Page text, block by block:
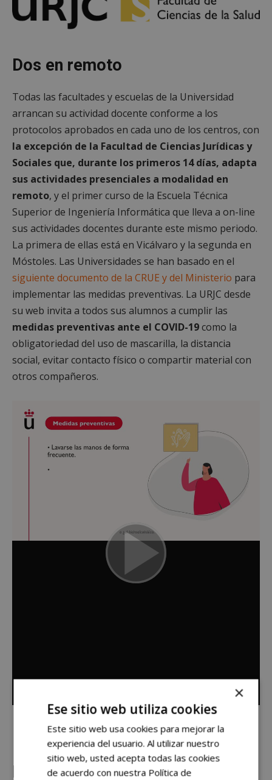
Dos en remoto
Todas las facultades y escuelas de la Universidad
arrancan su actividad docente conforme a los
protocolos aprobados en cada uno de los centros, con
la excepción de la Facultad de Ciencias Jurídicas y
Sociales que, durante los primeros 14 días, adapta
sus actividades presenciales a modalidad en
remoto, y el primer curso de la Escuela Técnica
Superior de Ingeniería Informática que lleva a on-line
sus actividades docentes durante este mismo periodo.
La primera de ellas está en Vicálvaro y la segunda en
Móstoles. Las Universidades se han basado en el
siguiente documento de la CRUE y del Ministerio para
implementar las medidas preventivas. La URJC desde
su web invita a todos sus alumnos a cumplir las
medidas preventivas ante el COVID-19como la
obligatoriedad del uso de mascarilla, la distancia
social, evitar contacto físico o compartir material con
otros compañeros.
Idiomas
×
Ese sitio web utiliza cookies
Este sitio web usa cookies para mejorar la
experiencia del usuario. Al utilizar nuestro
sitio web, usted acepta todas las cookies
de acuerdo con nuestra Política de